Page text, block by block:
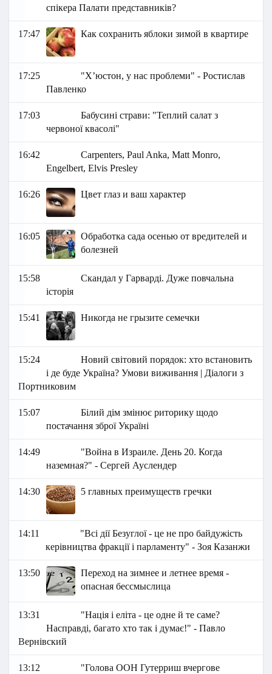
спікера Палати представників?
17:47 Как сохранить яблоки зимой в квартире
17:25
"Хʼюстон, у нас проблеми" - Ростислав
Павленко
17:03
Бабусині страви: "Теплий салат з
червоної квасолі"
16:42
Carpenters, Paul Anka, Matt Monro,
Engelbert, Elvis Presley
16:26 Цвет глаз и ваш характер
16:05
Обработка сада осенью от вредителей и
болезней
15:58
Скандал у Гарварді. Дуже повчальна
історія
15:41 Никогда не грызите семечки
15:24
Новий світовий порядок: хто встановить
і де буде Україна? Умови виживання | Діалоги з
Портниковим
15:07
Білий дім змінює риторику щодо
постачання зброї Україні
14:49
"Война в Израиле. День 20. Когда
наземная?" - Сергей Ауслендер
14:30 5 главных преимуществ гречки
14:11
"Всі дії Безуглої - це не про байдужість
керівництва фракції і парламенту" - Зоя Казанжи
13:50
Переход на зимнее и летнее время -
опасная бессмыслица
13:31
"Нація і еліта - це одне й те саме?
Насправді, багато хто так і думає!" - Павло
Вернівский
13:12 "Голова ООН Гутерриш вчергове